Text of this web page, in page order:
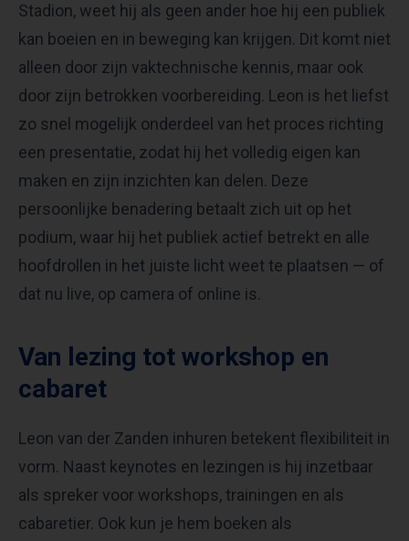
Stadion, weet hij als geen ander hoe hij een publiek
kan boeien en in beweging kan krijgen. Dit komt niet
alleen door zijn vaktechnische kennis, maar ook
door zijn betrokken voorbereiding. Leon is het liefst
zo snel mogelijk onderdeel van het proces richting
een presentatie, zodat hij het volledig eigen kan
maken en zijn inzichten kan delen. Deze
persoonlijke benadering betaalt zich uit op het
podium, waar hij het publiek actief betrekt en alle
hoofdrollen in het juiste licht weet te plaatsen — of
dat nu live, op camera of online is.
Van lezing tot workshop en
cabaret
Leon van der Zanden inhuren betekent flexibiliteit in
vorm. Naast keynotes en lezingen is hij inzetbaar
als spreker voor workshops, trainingen en als
cabaretier. Ook kun je hem boeken als